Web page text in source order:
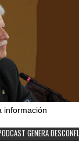
información
GENERA